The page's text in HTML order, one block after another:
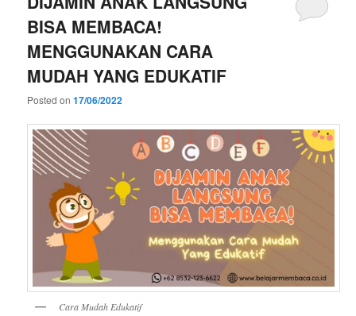
BISA MEMBACA!
MENGGUNAKAN CARA
MUDAH YANG EDUKATIF
Posted on17/06/2022
Cara Mudah Edukatif